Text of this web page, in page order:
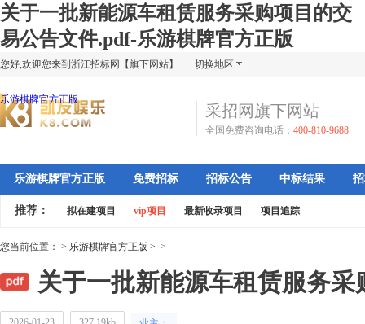
关于一批新能源车租赁服务采购项目的交
易公告文件.pdf-乐游棋牌官方正版
您好,欢迎您来到浙江招标网【旗下网站】 切换地区
乐游棋牌官方正版
采招网旗下网站
全国免费咨询电话： 400-810-9688
乐游棋牌官方正版 免费招标 招标公告 中标结果
推荐： 拟在建项目 vip项目 最新收录项目 项目追踪
您当前位置： > 乐游棋牌官方正版 > >
关于一批新能源车租赁服务